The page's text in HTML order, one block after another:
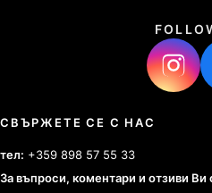
СВЪРЖЕТЕ СЕ С НАС
тел: +359 898 57 55 33
За въпроси, коментари и отзиви Ви